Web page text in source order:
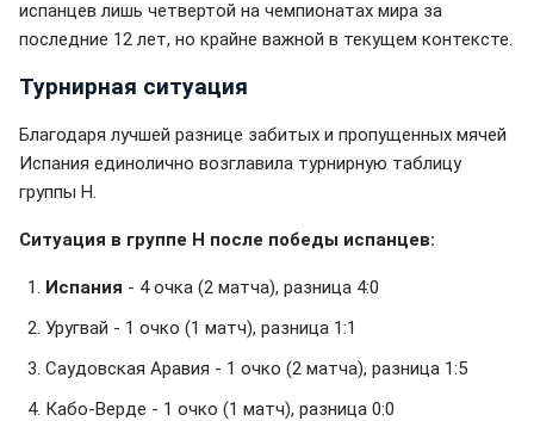
испанцев лишь четвертой на чемпионатах мира за
последние 12 лет, но крайне важной в текущем контексте.
Турнирная ситуация
Благодаря лучшей разнице забитых и пропущенных мячей
Испания единолично возглавила турнирную таблицу
группы H.
Ситуация в группе H после победы испанцев:
Испания - 4 очка (2 матча), разница 4:0
Уругвай - 1 очко (1 матч), разница 1:1
Саудовская Аравия - 1 очко (2 матча), разница 1:5
Кабо-Верде - 1 очко (1 матч), разница 0:0